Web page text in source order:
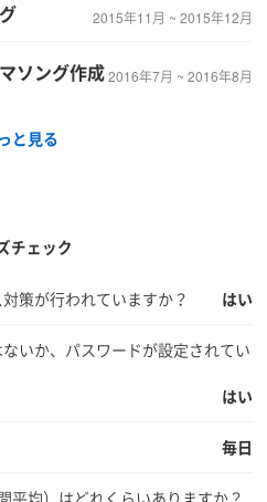
2015年11月 ~ 2015年12月
ソング作成2016年7月 ~ 2016年8月
と見る
チェック
策が行われていますか？ はい
いか、パスワードが設定されてい
はい
毎日